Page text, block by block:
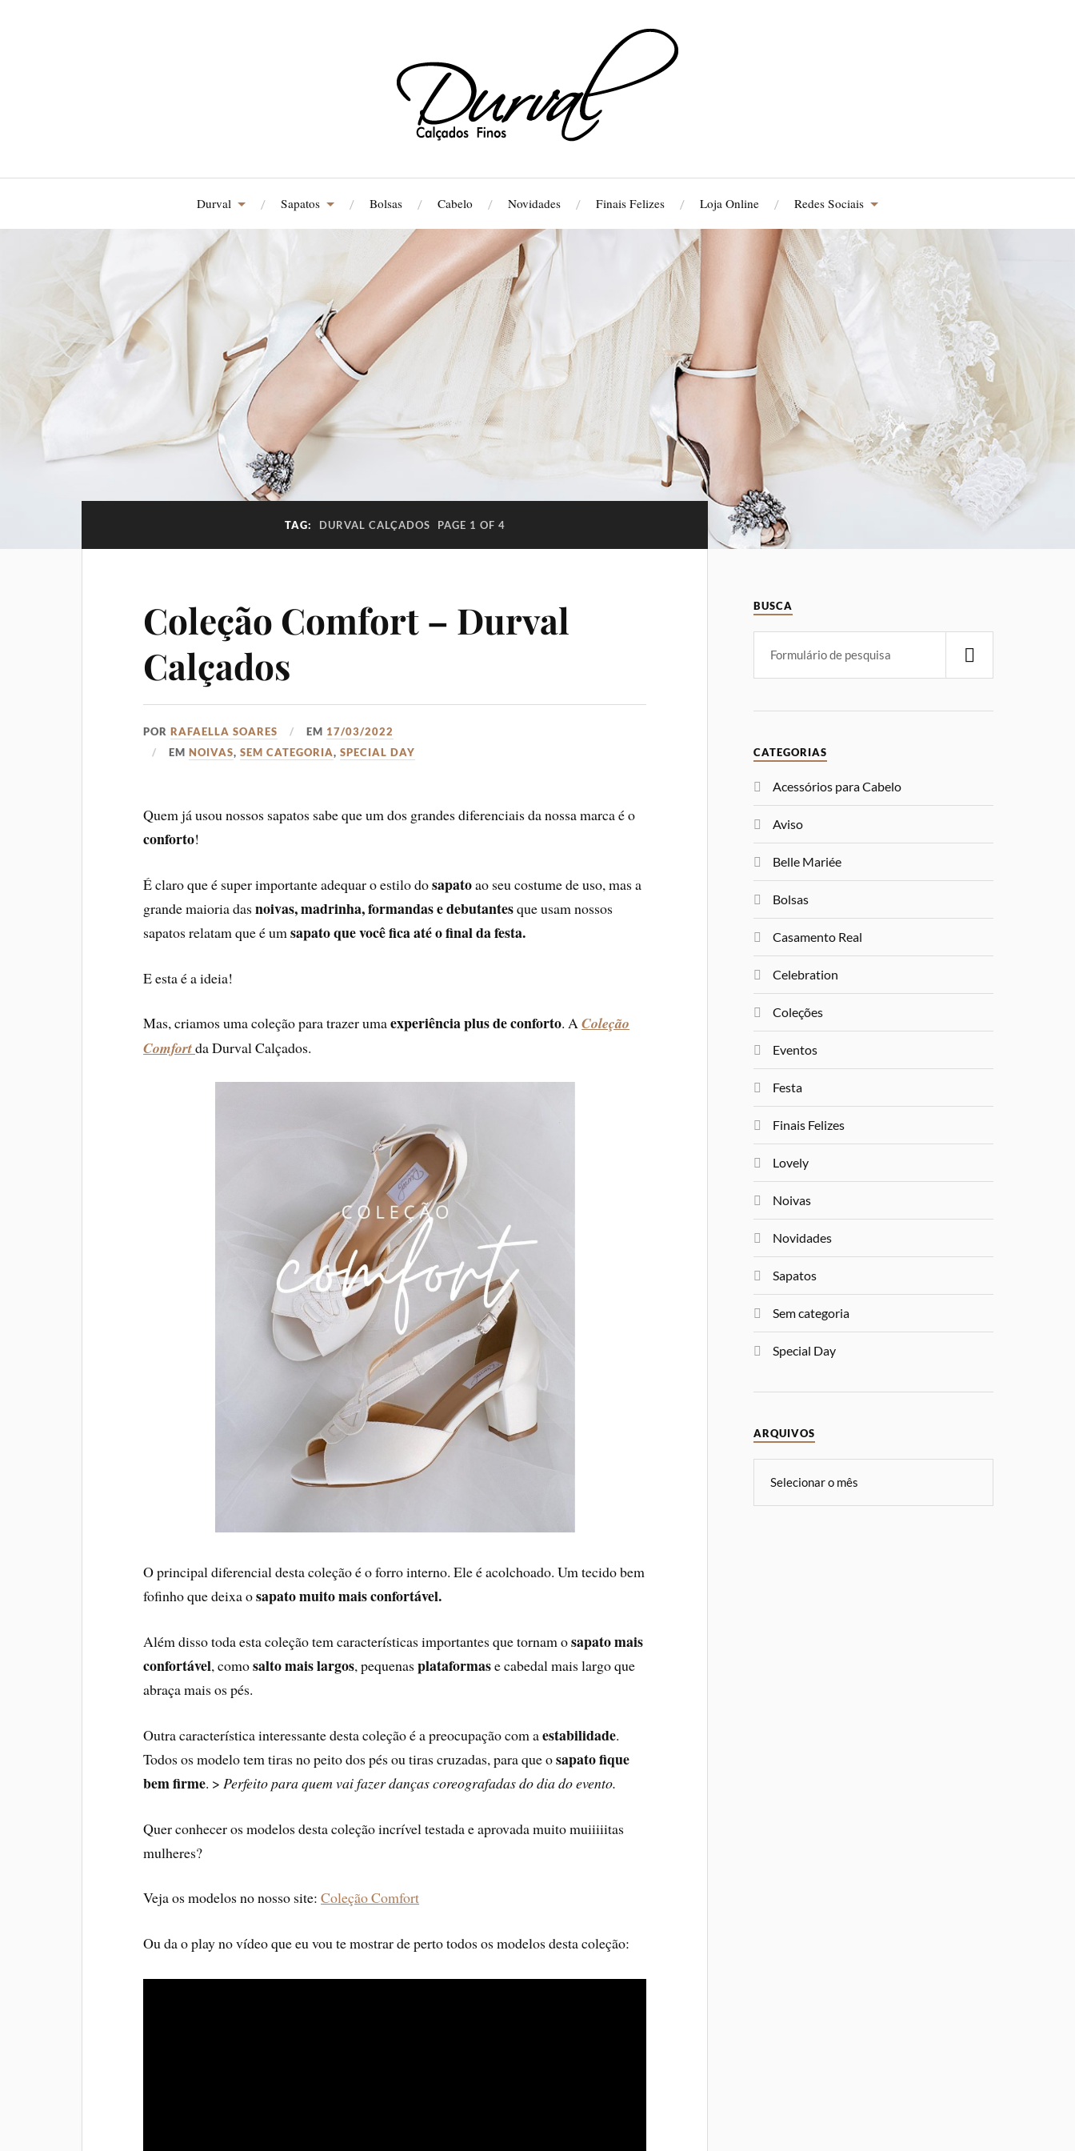
Durval Sapatos Bolsas Cabelo Novidades Finais Felizes Loja Online Redes Sociais
TAG: DURVAL CALÇADOS PAGE 1 OF 4
Coleção Comfort – Durval
Calçados
PORRAFAELLA SOARES EM 17/03/2022
EMNOIVAS,SEM CATEGORIA,SPECIAL DAY
Quem já usou nossos sapatos sabe que um dos grandes diferenciais da nossa marca é o
conforto!
É claro que é super importante adequar o estilo dosapatoao seu costume de uso, mas a
grande maioria dasnoivas, madrinha, formandas e debutantesque usam nossos
sapatos relatam que é umsapato que você fica até o final da festa.
E esta é a ideia!
Mas, criamos uma coleção para trazer umaexperiência plus de conforto. AColeção
Comfortda Durval Calçados.
O principal diferencial desta coleção é o forro interno. Ele é acolchoado. Um tecido bem
fofinho que deixa osapato muito mais confortável.
Além disso toda esta coleção tem características importantes que tornam osapato mais
confortável, comosalto mais largos, pequenasplataformase cabedal mais largo que
abraça mais os pés.
Outra característica interessante desta coleção é a preocupação com aestabilidade.
Todos os modelo tem tiras no peito dos pés ou tiras cruzadas, para que osapato fique
bem firme. >Perfeito para quem vai fazer danças coreografadas do dia do evento.
Quer conhecer os modelos desta coleção incrível testada e aprovada muito muiiiiitas
mulheres?
Veja os modelos no nosso site:Coleção Comfort
Ou da o play no vídeo que eu vou te mostrar de perto todos os modelos desta coleção:
BUSCA
CATEGORIAS
Acessórios para Cabelo
Aviso
Belle Mariée
Bolsas
Casamento Real
Celebration
Coleções
Eventos
Festa
Finais Felizes
Lovely
Noivas
Novidades
Sapatos
Sem categoria
Special Day
ARQUIVOS